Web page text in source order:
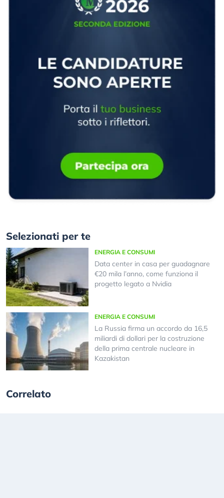
Selezionati per te
ENERGIA E CONSUMI
Data center in casa per guadagnare
€20 mila l’anno, come funziona il
progetto legato a Nvidia
ENERGIA E CONSUMI
La Russia firma un accordo da 16,5
miliardi di dollari per la costruzione
della prima centrale nucleare in
Kazakistan
Correlato